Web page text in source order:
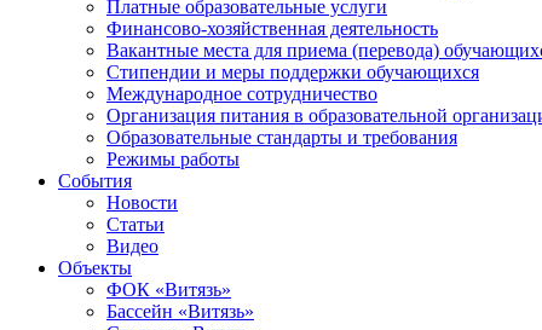
Платные образовательные услуги
Финансово-хозяйственная деятельность
Вакантные места для приема (перевода)
Стипендии и меры поддержки обучающихся
Международное сотрудничество
Организация питания в образовательной
Образовательные стандарты и требования
Режимы работы
События
Новости
Статьи
Видео
Объекты
ФОК «Витязь»
Бассейн «Витязь»